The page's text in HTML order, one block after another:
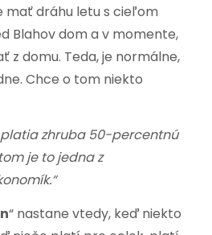
mať dráhu letu s cieľom
Blahov dom a v momente,
z domu. Teda, je normálne,
Chce o tom niekto
platia zhruba 50-percentnú
je to jedna z
“ nastane vtedy, keď niekto